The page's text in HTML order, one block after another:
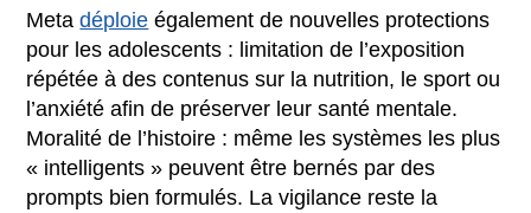
Metadéploie également de nouvelles protections
pour les adolescents : limitation de l’exposition
répétée à des contenus sur la nutrition, le sport ou
l’anxiété afin de préserver leur santé mentale.
Moralité de l’histoire : même les systèmes les plus
« intelligents » peuvent être bernés par des
prompts bien formulés. La vigilance reste la